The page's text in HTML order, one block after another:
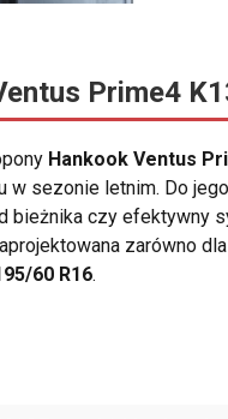
Prime4
Hankook Ventus
sezonie letnim. Do
bieżnika czy
zarówno
60 R16.